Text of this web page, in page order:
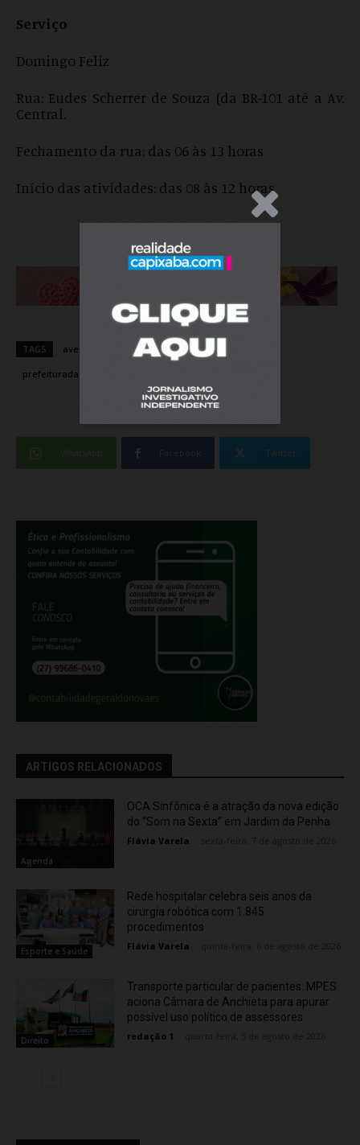
Serviço
Domingo Feliz
Rua: Eudes Scherrer de Souza (da BR-101 até a Av.
Central.
Fechamento da rua: das 06 às 13 horas
Início das atividades: das 08 às 12 horas
TAGS avenidaeudesscherrer domingofelizserraes
prefeituradaserra
Facebook Twitter
ARTIGOS RELACIONADOS
Agenda
OCA Sinfônica é a atração da nova edição
do “Som na Sexta” em Jardim da Penha
Flávia Varela
Esporte e Saúde
Rede hospitalar celebra seis anos da
cirurgia robótica com 1.845
procedimentos
Flávia Varela
Direito
Transporte particular de pacientes: MPES
aciona Câmara de Anchieta para apurar
possível uso político de assessores
redação 1